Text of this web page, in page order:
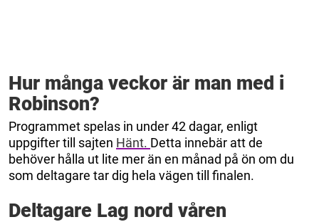
Hur många veckor är man med i
Robinson?
Programmet spelas in under 42 dagar, enligt
uppgifter till sajten Hänt. Detta innebär att de
behöver hålla ut lite mer än en månad på ön om du
som deltagare tar dig hela vägen till finalen.
Deltagare Lag nord våren